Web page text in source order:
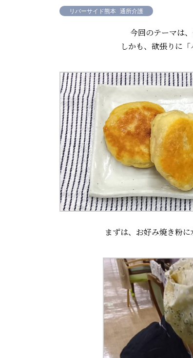
リバーサイド熊本 通所介護
今回のテーマは
しかも、欲張りに
まずは、お好み焼き粉